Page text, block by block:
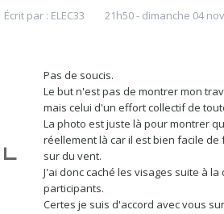
Écrit par : ELEC33 21h50- dimanche 04
Pas de soucis.
Le but n'est pas de montrer mon
mais celui d'un effort collectif de
La photo est juste là pour montrer
réellement là car il est bien facile
sur du vent.
J'ai donc caché les visages suite à
participants.
Certes je suis d'accord avec vous